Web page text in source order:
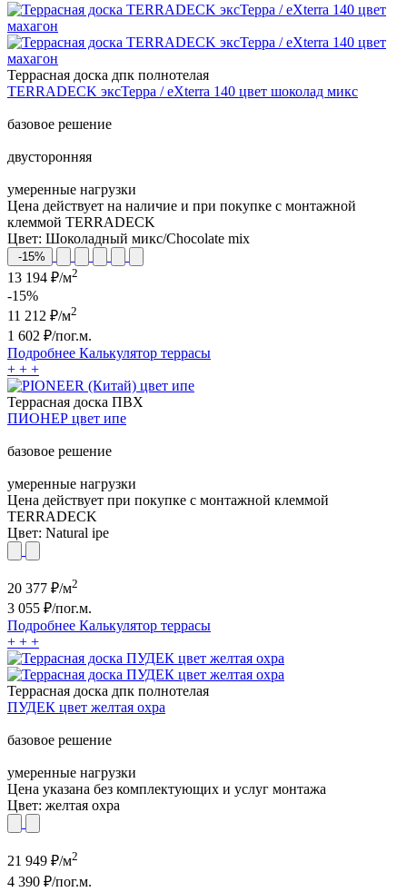
Террасная доска дпк полнотелая
TERRADECK эксТерра / eXterra 140 цвет шоколад микс
базовое решение
двусторонняя
умеренные нагрузки
Цена действует на наличие и при покупке с монтажной
клеммой TERRADECK
Цвет: Шоколадный микс/Chocolate mix
-15%
13 194 ₽/м2
-15%
11 212 ₽/м2
1 602 ₽/пог.м.
Подробнее Калькулятор террасы
+ + +
Террасная доска ПВХ
ПИОНЕР цвет ипе
базовое решение
умеренные нагрузки
Цена действует при покупке с монтажной клеммой
TERRADECK
Цвет: Natural ipe
20 377 ₽/м2
3 055 ₽/пог.м.
Подробнее Калькулятор террасы
+ + +
Террасная доска дпк полнотелая
ПУДЕК цвет желтая охра
базовое решение
умеренные нагрузки
Цена указана без комплектующих и услуг монтажа
Цвет: желтая охра
21 949 ₽/м2
4 390 ₽/пог.м.